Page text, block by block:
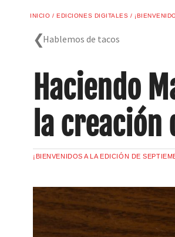
INICIO EDICIONES DIGITALES
Hablemos de tacos
Haciendo
la
¡BIENVENIDOS A LA EDICIÓN DE